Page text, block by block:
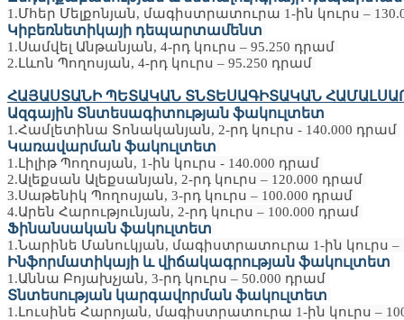
1.Մհեր Մելքոնյան, մագիստրատուրա 1-ին կուրս –
Կիբեռնետիկայի դեպարտամենտ
1.Սամվել Անթանյան, 4-րդ կուրս – 95.250 դրամ
2.Լևոն Պողոսյան, 4-րդ կուրս – 95.250 դրամ
ՀԱՅԱՍՏԱՆԻ ՊԵՏԱԿԱՆ ՏՆՏԵՍԱԳԻՏԱԿԱՆ
Ազգային Տնտեսագիտության ֆակուլտետ
1.Համլետինա Տոնականյան, 2-րդ կուրս - 140.000 դրամ
Կառավարման ֆակուլտետ
1.Լիլիթ Պողոսյան, 1-ին կուրս - 140.000 դրամ
2.Ալեքսան Ալեքսանյան, 2-րդ կուրս – 120.000 դրամ
3.Սաթենիկ Պողոսյան, 3-րդ կուրս – 100.000 դրամ
4.Արեն Հարությունյան, 2-րդ կուրս – 100.000 դրամ
Ֆինանսական ֆակուլտետ
1.Նարինե Մանուկյան, մագիստրատուրա 1-ին կուրս –
Ինֆորմատիկայի և վիճակագրության ֆակուլտետ
1.Աննա Բոյախչյան, 3-րդ կուրս – 50.000 դրամ
Տնտեսության կարգավորման ֆակուլտետ
1.Լուսինե Հարոյան, մագիստրատուրա 1-ին կուրս –